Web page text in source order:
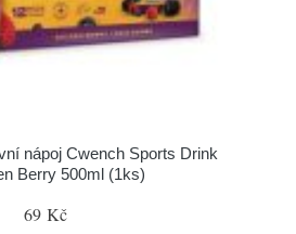
nápoj Cwench Sports Drink
Berry 500ml (1ks)
69 Kč